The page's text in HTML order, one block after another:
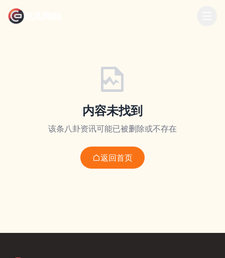
内容未找到
该条八卦资讯可能已被删除或不存在
返回首页